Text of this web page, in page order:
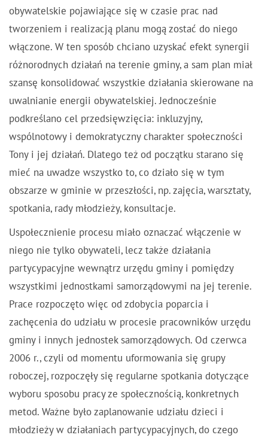
obywatelskie pojawiające się w czasie prac nad
tworzeniem i realizacją planu mogą zostać do niego
włączone. W ten sposób chciano uzyskać efekt synergii
różnorodnych działań na terenie gminy, a sam plan miał
szansę konsolidować wszystkie działania skierowane na
uwalnianie energii obywatelskiej. Jednocześnie
podkreślano cel przedsięwzięcia: inkluzyjny,
wspólnotowy i demokratyczny charakter społeczności
Tony i jej działań. Dlatego też od początku starano się
mieć na uwadze wszystko to, co działo się w tym
obszarze w gminie w przeszłości, np. zajęcia, warsztaty,
spotkania, rady młodzieży, konsultacje.
Uspołecznienie procesu miało oznaczać włączenie w
niego nie tylko obywateli, lecz także działania
partycypacyjne wewnątrz urzędu gminy i pomiędzy
wszystkimi jednostkami samorządowymi na jej terenie.
Prace rozpoczęto więc od zdobycia poparcia i
zachęcenia do udziału w procesie pracowników urzędu
gminy i innych jednostek samorządowych. Od czerwca
2006 r., czyli od momentu uformowania się grupy
roboczej, rozpoczęły się regularne spotkania dotyczące
wyboru sposobu pracy ze społecznością, konkretnych
metod. Ważne było zaplanowanie udziału dzieci i
młodzieży w działaniach partycypacyjnych, do czego